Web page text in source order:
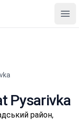
Pysarivka
район,